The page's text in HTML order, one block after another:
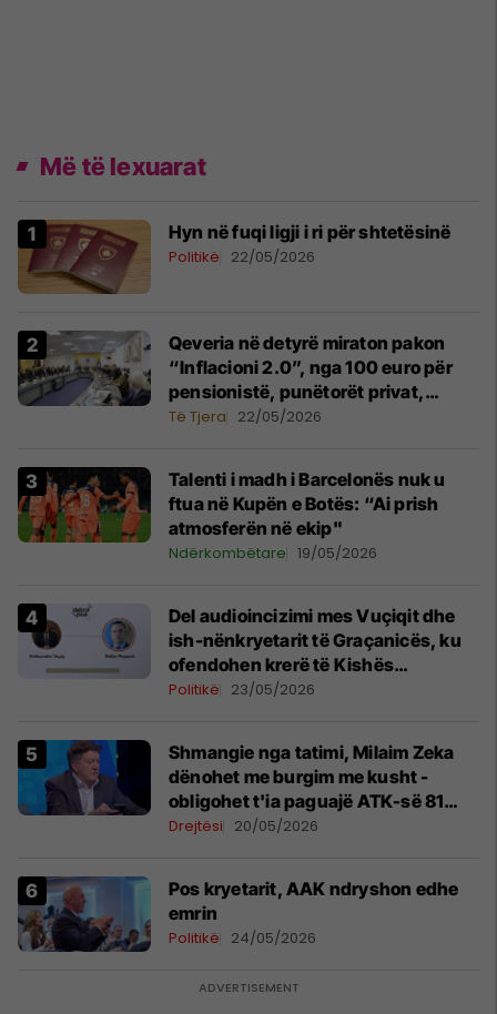
Më të lexuarat
Hyn në fuqi ligji i ri për shtetësinë
Politikë 22/05/2026
Qeveria në detyrë miraton pakon
“Inflacioni 2.0”, nga 100 euro për
pensionistë, punëtorët privat,
fëmijë dhe studentë
Të Tjera 22/05/2026
Talenti i madh i Barcelonës nuk u
ftua në Kupën e Botës: “Ai prish
atmosferën në ekip"
Ndërkombëtare 19/05/2026
Del audioincizimi mes Vuçiqit dhe
ish-nënkryetarit të Graçanicës, ku
ofendohen krerë të Kishës
Ortodokse Serbe
Politikë 23/05/2026
Shmangie nga tatimi, Milaim Zeka
dënohet me burgim me kusht -
obligohet t'ia paguajë ATK-së 81
mijë euro
Drejtësi 20/05/2026
Pos kryetarit, AAK ndryshon edhe
emrin
Politikë 24/05/2026